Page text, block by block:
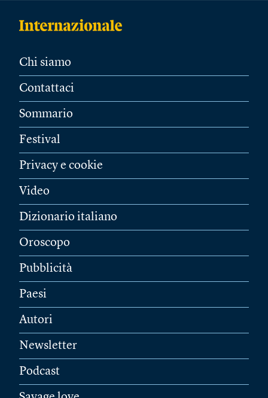
Chi siamo
Contattaci
Sommario
Festival
Privacy e cookie
Video
Dizionario italiano
Oroscopo
Pubblicità
Paesi
Autori
Newsletter
Podcast